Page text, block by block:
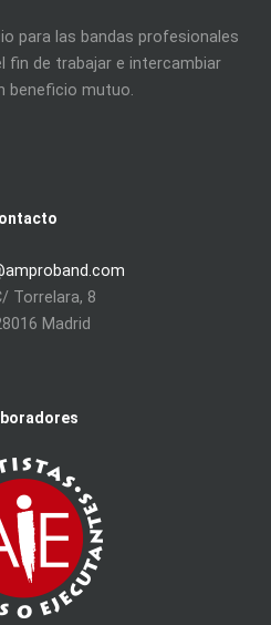
para las bandas profesionales
fin de trabajar e intercambiar
beneficio mutuo.
Torrelara, 8
Madrid